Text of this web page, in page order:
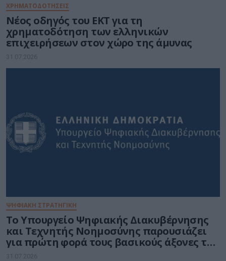
ΧΡΗΜΑΤΟΔΟΤΗΣΕΙΣ
Νέος οδηγός του ΕΚΤ για τη
χρηματοδότηση των ελληνικών
επιχειρήσεων στον χώρο της άμυνας
31.07.2026
ΨΗΦΙΑΚΗ ΣΤΡΑΤΗΓΙΚΗ
Το Υπουργείο Ψηφιακής Διακυβέρνησης
και Τεχνητής Νοημοσύνης παρουσιάζει
για πρώτη φορά τους βασικούς άξονες του
νέου Εθνικού Διαστημικού Προγράμματος
31.07.2026